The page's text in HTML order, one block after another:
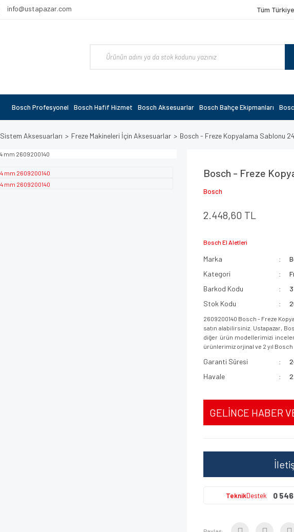
info@ustapazar.com Tüm
Bosch Profesyonel Bosch Hafif Hizmet Bosch Aksesuarlar Bosch Bahçe Ekipmanları
Sistem Aksesuarları Freze Makineleri İçin Aksesuarlar Bosch - Freze Kopyalama Sablonu
Bosch - Freze
Bosch
2.448,60 TL
Bosch El Aletleri
Marka
Kategori
Barkod Kodu
Stok Kodu
2609200140 Bosch - Freze
satın alabilirsiniz. Ustapazar,
diğer ürün modellerimizi
ürünlerimiz orjinal ve 2 yıl
Garanti Süresi
Havale
GELİNCE HABER
TeknikDestek 0